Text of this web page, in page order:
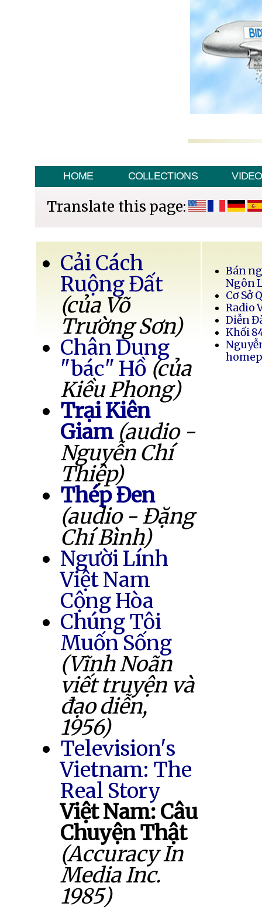
HOME COLLECTIONS VIDEO
Translate this page:
Cải Cách
Ruộng Đất
(của Võ
Trường Sơn)
Chân Dung
"bác" Hồ (của
Kiều Phong)
Trại Kiên
Giam (audio -
Nguyễn Chí
Thiệp)
Thép Đen
(audio - Đặng
Chí Bình)
Người Lính
Việt Nam
Cộng Hòa
Chúng Tôi
Muốn Sống
(Vĩnh Noãn
viết truyện và
đạo diễn,
1956)
Television's
Vietnam: The
Real Story
Việt Nam: Câu
Chuyện Thật
(Accuracy In
Media Inc.
1985)
Bán
Ngôn
Cơ Sở
Radio
Diễn
Khối